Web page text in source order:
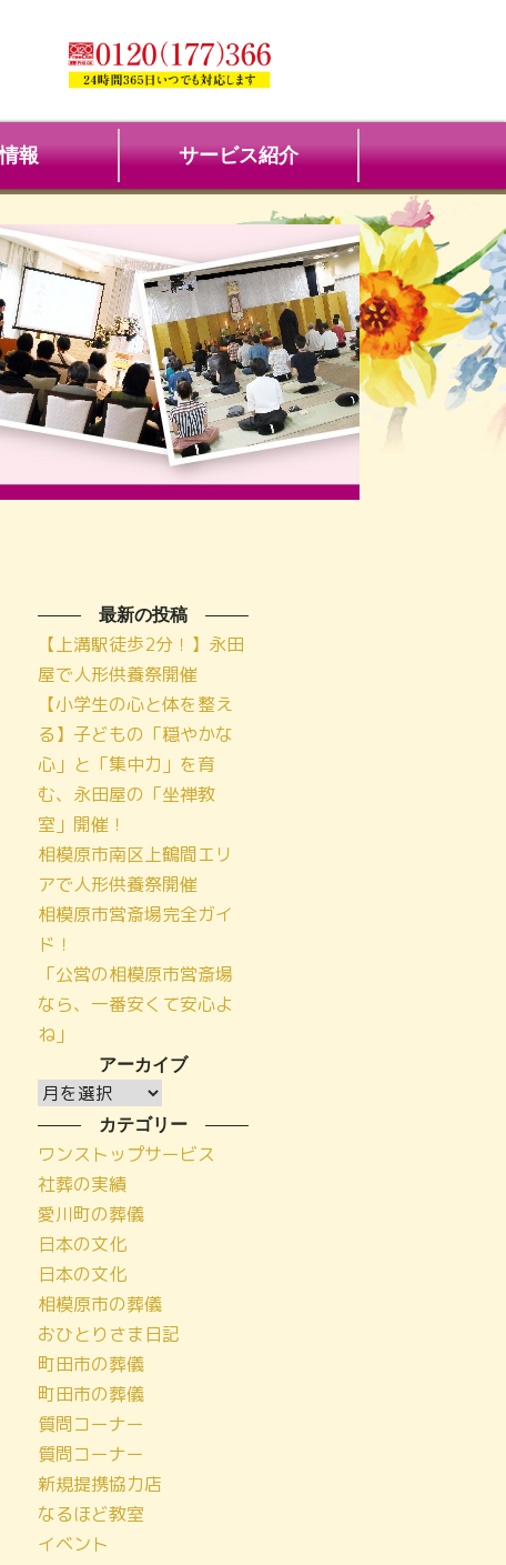
報 サービス紹介
最新の投稿
【上溝駅徒歩2分！】永田
屋で人形供養祭開催
【小学生の心と体を整え
る】子どもの「穏やかな
心」と「集中力」を育
む、永田屋の「坐禅教
室」開催！
相模原市南区上鶴間エリ
アで人形供養祭開催
相模原市営斎場完全ガイ
ド！
「公営の相模原市営斎場
なら、一番安くて安心よ
ね」
アーカイブ
ア
ー
カ
イ
ブ
カテゴリー
ワンストップサービス
社葬の実績
愛川町の葬儀
日本の文化
日本の文化
相模原市の葬儀
おひとりさま日記
町田市の葬儀
町田市の葬儀
質問コーナー
質問コーナー
新規提携協力店
なるほど教室
イベント